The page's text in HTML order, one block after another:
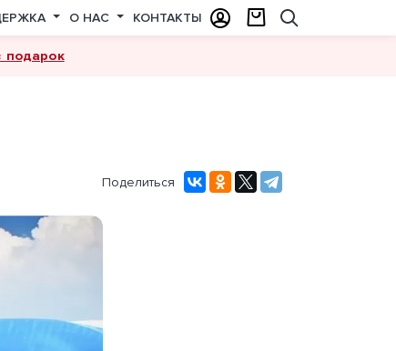
О НАС КОНТАКТЫ
подарок
Поделиться